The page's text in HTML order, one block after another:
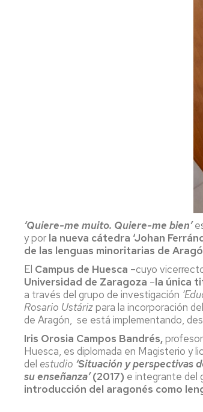
‘Quiere-me muito. Quiere-me bien’
y por la nueva cátedra ‘Johan
de las lenguas minoritarias de
El Campus de Huesca –cuyo
Universidad de Zaragoza –la única
a través del grupo de investigación
Rosario Ustárizpara la incorporación
de Aragón, se está implementando,
Iris Orosia Campos Bandrés,
Huesca, es diplomada en Magisterio y
del estudio ‘Situación y perspectivas
su enseñanza’(2017) e integrante del
introducción del aragonés como